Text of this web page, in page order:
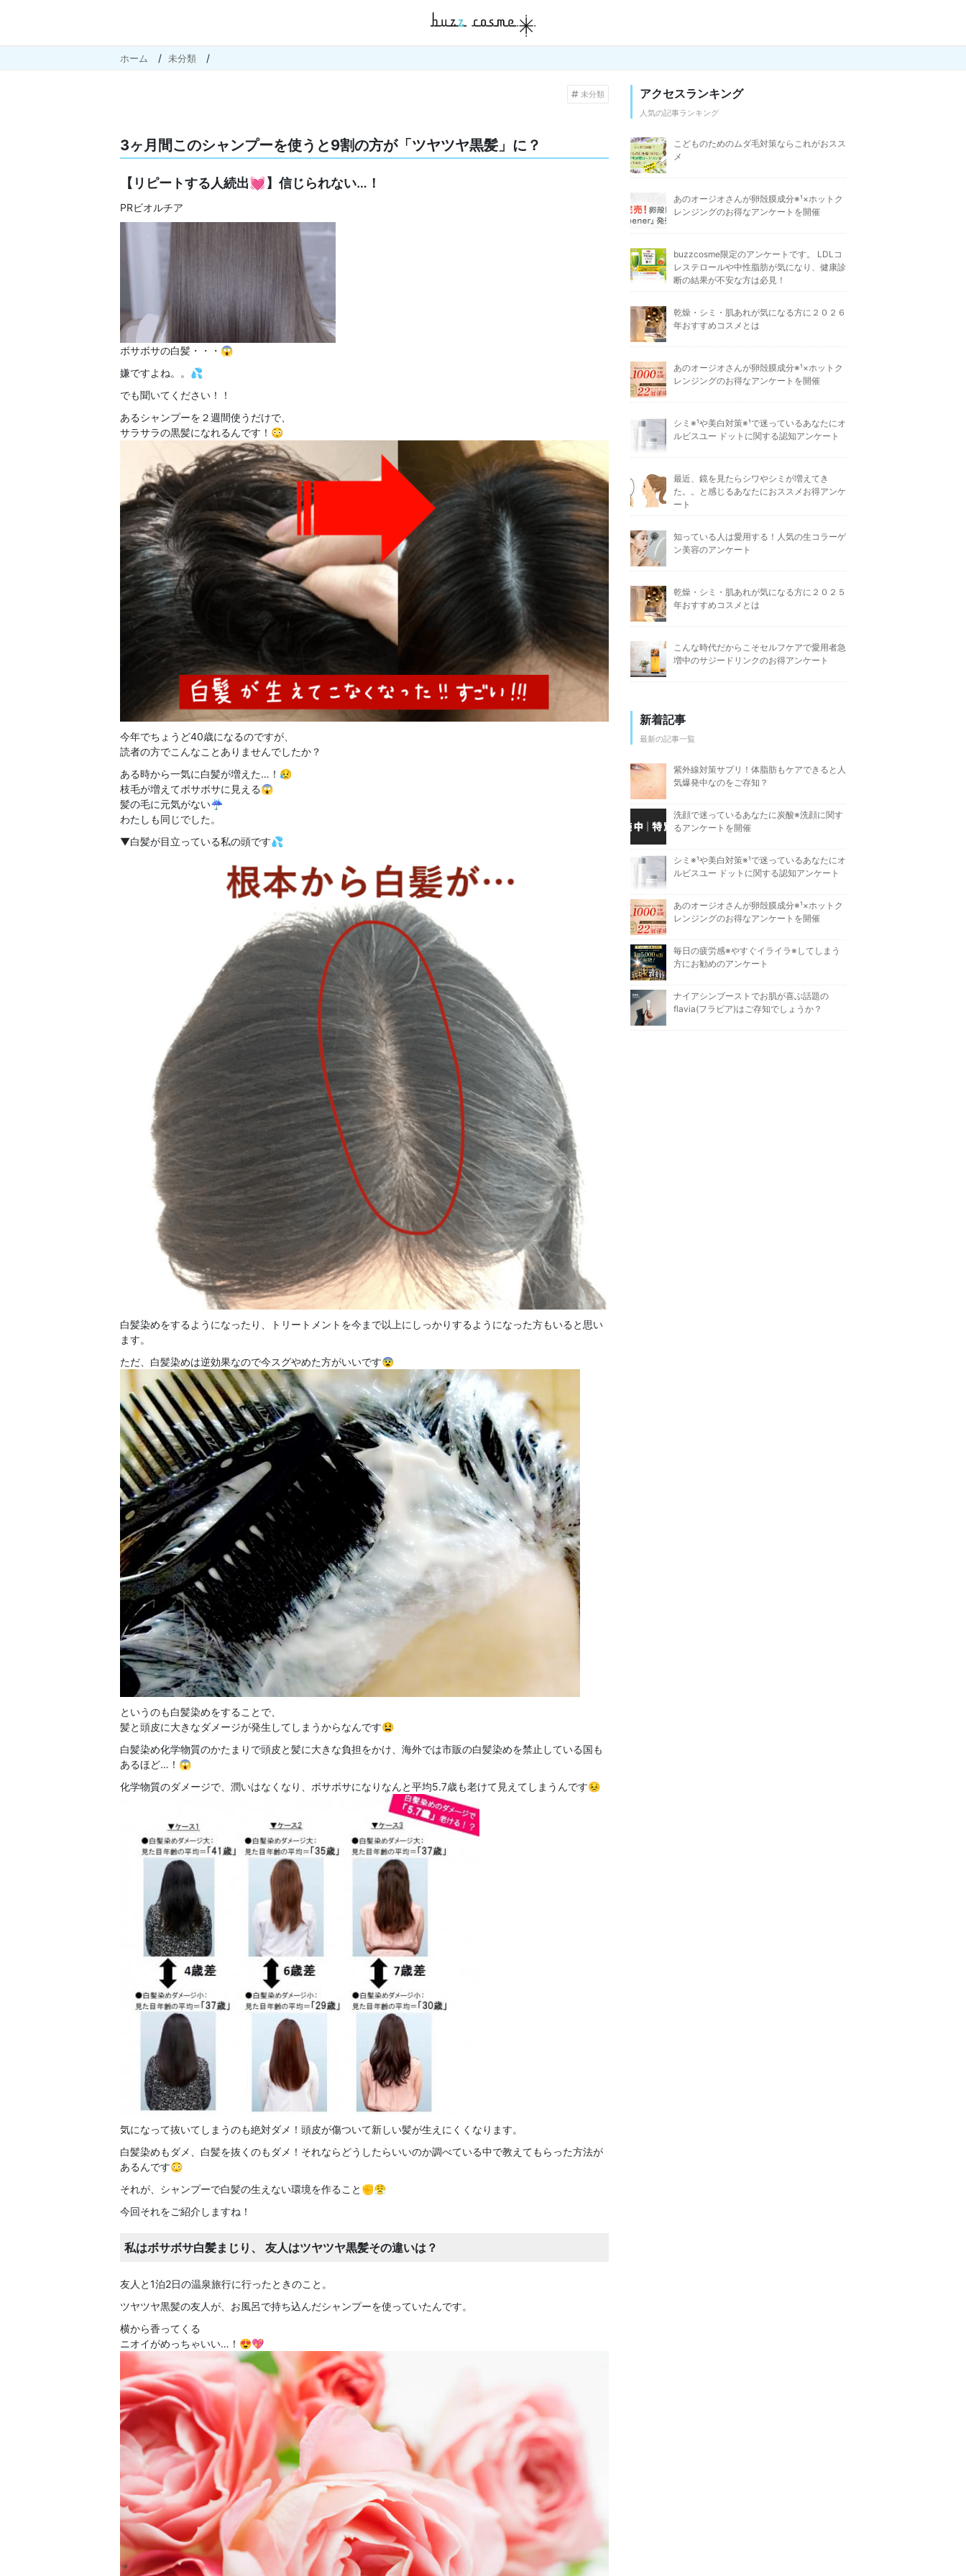
ホーム 未分類
未分類
3ヶ月間このシャンプーを使うと9割の方が「ツヤツヤ黒髪」に？
【リピートする人続出💓】信じられない…！
PRビオルチア
ボサボサの白髪・・・😱
嫌ですよね。。💦
でも聞いてください！！
あるシャンプーを２週間使うだけで、
サラサラの黒髪になれるんです！😳
今年でちょうど40歳になるのですが、
読者の方でこんなことありませんでしたか？
ある時から一気に白髪が増えた…！😥
枝毛が増えてボサボサに見える😱
髪の毛に元気がない☔
わたしも同じでした。
▼白髪が目立っている私の頭です💦
白髪染めをするようになったり、トリートメントを今まで以上にしっかりするようになった方もいると思い
ます。
ただ、白髪染めは逆効果なので今スグやめた方がいいです😨
というのも白髪染めをすることで、
髪と頭皮に大きなダメージが発生してしまうからなんです😫
白髪染め化学物質のかたまりで頭皮と髪に大きな負担をかけ、海外では市販の白髪染めを禁止している国も
あるほど…！😱
化学物質のダメージで、潤いはなくなり、ボサボサになりなんと平均5.7歳も老けて見えてしまうんです😣
気になって抜いてしまうのも絶対ダメ！頭皮が傷ついて新しい髪が生えにくくなります。
白髪染めもダメ、白髪を抜くのもダメ！それならどうしたらいいのか調べている中で教えてもらった方法が
あるんです😳
それが、シャンプーで白髪の生えない環境を作ること✊😤
今回それをご紹介しますね！
私はボサボサ白髪まじり、 友人はツヤツヤ黒髪その違いは？
友人と1泊2日の温泉旅行に行ったときのこと。
ツヤツヤ黒髪の友人が、お風呂で持ち込んだシャンプーを使っていたんです。
横から香ってくる
ニオイがめっちゃいい…！😍💖
アクセスランキング
人気の記事ランキング
こどものためのムダ毛対策ならこれがおスス
メ
あのオージオさんが卵殻膜成分※¹×ホットク
レンジングのお得なアンケートを開催
buzzcosme限定のアンケートです。 LDLコ
レステロールや中性脂肪が気になり、健康診
断の結果が不安な方は必見！
乾燥・シミ・肌あれが気になる方に２０２６
年おすすめコスメとは
あのオージオさんが卵殻膜成分※¹×ホットク
レンジングのお得なアンケートを開催
シミ※¹や美白対策※¹で迷っているあなたにオ
ルビスユー ドットに関する認知アンケート
最近、鏡を見たらシワやシミが増えてき
た。。と感じるあなたにおススメお得アンケ
ート
知っている人は愛用する！人気の生コラーゲ
ン美容のアンケート
乾燥・シミ・肌あれが気になる方に２０２５
年おすすめコスメとは
こんな時代だからこそセルフケアで愛用者急
増中のサジードリンクのお得アンケート
新着記事
最新の記事一覧
紫外線対策サプリ！体脂肪もケアできると人
気爆発中なのをご存知？
洗顔で迷っているあなたに炭酸※洗顔に関す
るアンケートを開催
シミ※¹や美白対策※¹で迷っているあなたにオ
ルビスユー ドットに関する認知アンケート
あのオージオさんが卵殻膜成分※¹×ホットク
レンジングのお得なアンケートを開催
毎日の疲労感※やすぐイライラ※してしまう
方にお勧めのアンケート
ナイアシンブーストでお肌が喜ぶ話題の
flavia(フラビア)はご存知でしょうか？